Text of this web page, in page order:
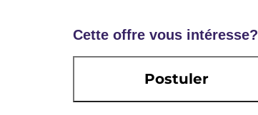
Cette offre vous intéresse?
Postuler